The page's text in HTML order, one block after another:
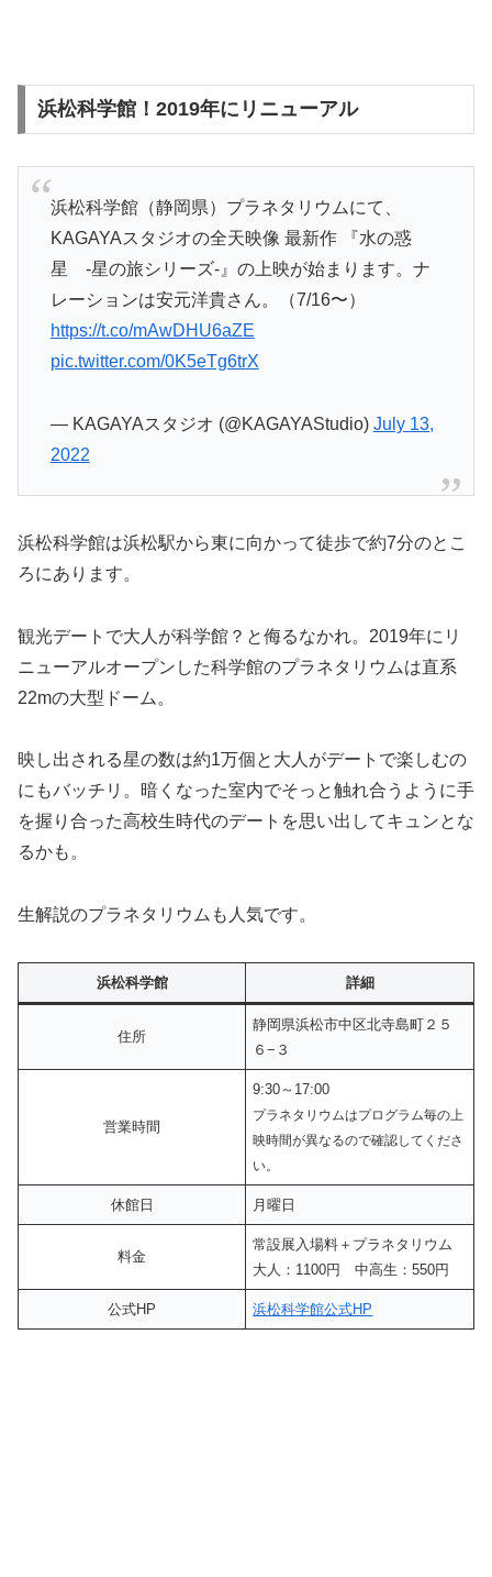
浜松科学館！2019年にリニューアル
浜松科学館（静岡県）プラネタリウムにて、
KAGAYAスタジオの全天映像 最新作 『水の惑
星 -星の旅シリーズ-』の上映が始まります。ナ
レーションは安元洋貴さん。（7/16〜）
https://t.co/mAwDHU6aZE
pic.twitter.com/0K5eTg6trX
— KAGAYAスタジオ (@KAGAYAStudio) July 13,
2022
浜松科学館は浜松駅から東に向かって徒歩で約7分のとこ
ろにあります。
観光デートで大人が科学館？と侮るなかれ。2019年にリ
ニューアルオープンした科学館のプラネタリウムは直系
22mの大型ドーム。
映し出される星の数は約1万個と大人がデートで楽しむの
にもバッチリ。暗くなった室内でそっと触れ合うように手
を握り合った高校生時代のデートを思い出してキュンとな
るかも。
生解説のプラネタリウムも人気です。
浜松科学館 詳細
住所
静岡県浜松市中区北寺島町２５
６−３
営業時間
9:30～17:00
プラネタリウムはプログラム毎の上
映時間が異なるので確認してくださ
い。
休館日 月曜日
料金
常設展入場料＋プラネタリウム
大人：1100円 中高生：550円
公式HP 浜松科学館公式HP